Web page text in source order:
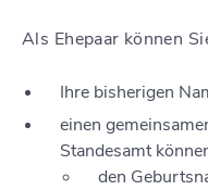
Als Ehepaar können
Ihre bisherigen
einen
Standesamt
den